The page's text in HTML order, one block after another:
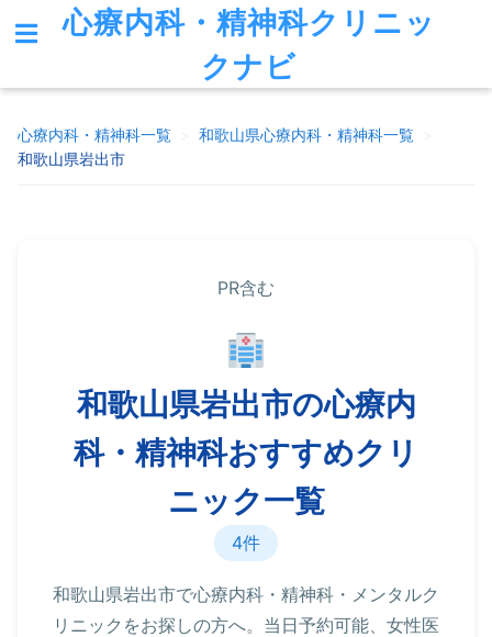
心療内科・精神科クリニッ
クナビ
心療内科・精神科一覧 和歌山県心療内科・精神科一覧
和歌山県岩出市
PR含む
和歌山県岩出市の心療内
科・精神科おすすめクリ
ニック一覧
4件
和歌山県岩出市で心療内科・精神科・メンタルク
リニックをお探しの方へ。当日予約可能、女性医